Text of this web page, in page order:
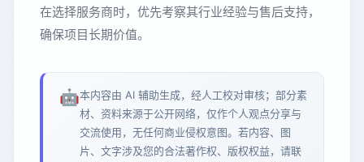
在选择服务商时，优先考察其行业经验与售后支持，
确保项目长期价值。
🤖本内容由 AI 辅助生成，经人工校对审核；部分素
材、资料来源于公开网络，仅作个人观点分享与
交流使用，无任何商业侵权意图。若内容、图
片、文字涉及您的合法著作权、版权权益，请联